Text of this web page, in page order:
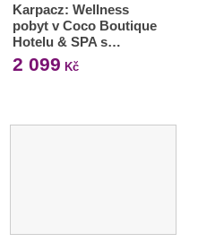
Karpacz: Wellness
pobyt v Coco Boutique
Hotelu & SPA s…
2 099 Kč